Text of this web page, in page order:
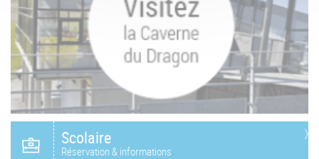
Scolaire
Réservation & informations